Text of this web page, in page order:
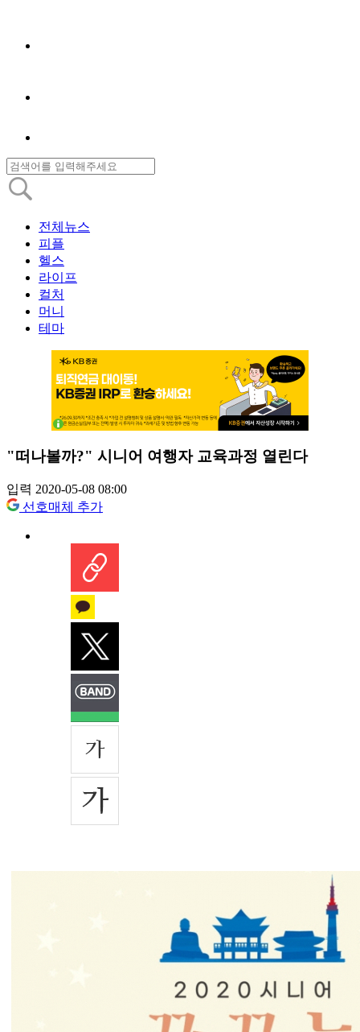
전체뉴스
피플
헬스
라이프
컬처
머니
테마
"떠나볼까?" 시니어 여행자 교육과정 열린다
입력 2020-05-08 08:00
선호매체 추가